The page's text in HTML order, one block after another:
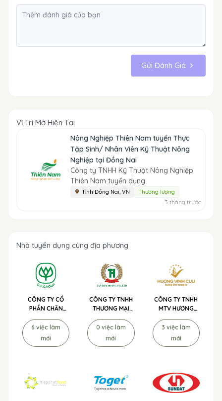
Gửi Đánh Giá
Vị Trí Mở Hiện Tại
Nông Nghiệp Thiên Nam tuyển Thực
Tập Sinh/ Nhân Viên Kỹ Thuật Nông
Nghiệp tại Đồng Nai
Công ty TNHH Kỹ Thuật Nông Nghiệp
Thiên Nam tuyển dụng
Tỉnh Đồng Nai, VN Thương lượng
3 tháng trước
Nhà tuyển dụng cùng địa phương
CÔNG TY CỔ
PHẦN CHĂN
NUÔI C.P. VIỆT
NAM
6 việc làm
mới
CÔNG TY TNHH
THƯƠNG MẠI
DỊCH VỤ TƯ VẤN
MÔI TRƯỜNG
TÂN HUY
HOÀNG
0 việc làm
mới
CÔNG TY TNHH
MTV HƯƠNG
VĨNH CỬU
3 việc làm
mới